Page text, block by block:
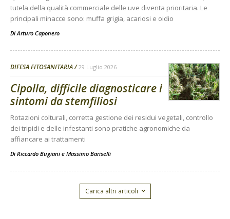
tutela della qualità commerciale delle uve diventa prioritaria. Le
principali minacce sono: muffa grigia, acariosi e oidio
Di Arturo Caponero
DIFESA FITOSANITARIA 29 Luglio 2026
Cipolla, difficile diagnosticare i
sintomi da stemfiliosi
Rotazioni colturali, corretta gestione dei residui vegetali, controllo
dei tripidi e delle infestanti sono pratiche agronomiche da
affiancare ai trattamenti
Di Riccardo Bugiani e Massimo Bariselli
Carica altri articoli